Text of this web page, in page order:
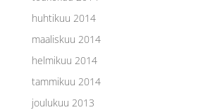
huhtikuu 2014
maaliskuu 2014
helmikuu 2014
tammikuu 2014
joulukuu 2013